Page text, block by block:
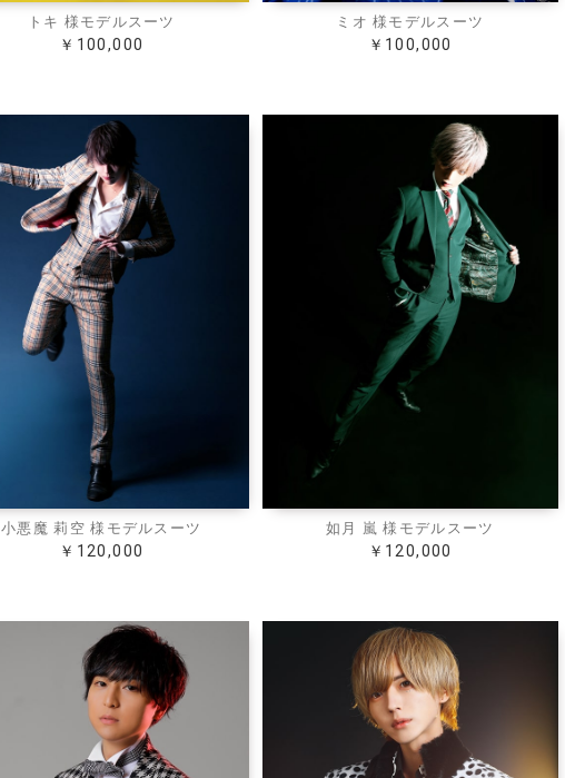
トキ 様モデルスーツ
￥100,000
ミオ 様モデルスーツ
￥100,000
小悪魔 莉空 様モデルスーツ
￥120,000
如月 嵐 様モデルスーツ
￥120,000